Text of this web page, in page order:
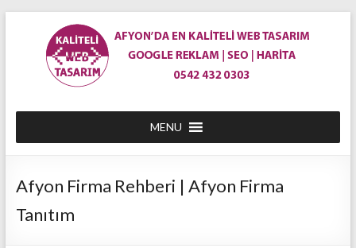
content
En
Ucuz
Web
Site
MENU
Afyon Firma Rehberi | Afyon Firma
Tanıtım